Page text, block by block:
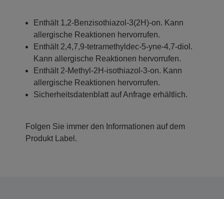
Enthält 1,2-Benzisothiazol-3(2H)-on. Kann
allergische Reaktionen hervorrufen.
Enthält 2,4,7,9-tetramethyldec-5-yne-4,7-diol.
Kann allergische Reaktionen hervorrufen.
Enthält 2-Methyl-2H-isothiazol-3-on. Kann
allergische Reaktionen hervorrufen.
Sicherheitsdatenblatt auf Anfrage erhältlich.
Folgen Sie immer den Informationen auf dem
Produkt Label.